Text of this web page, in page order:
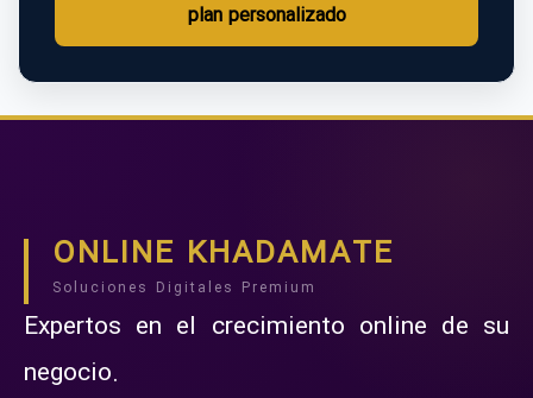
plan personalizado
ONLINE KHADAMATE
Soluciones Digitales Premium
Expertos en el crecimiento online de su
negocio.